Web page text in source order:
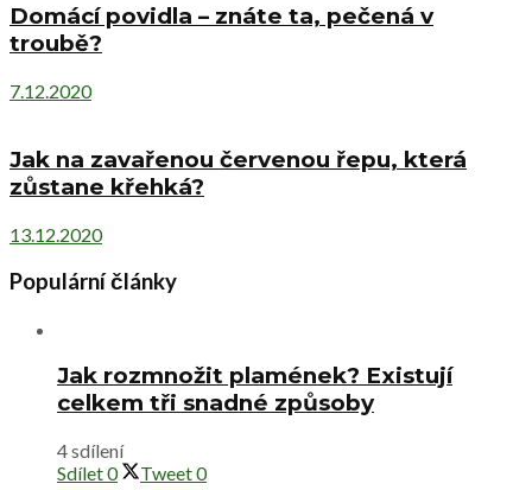
Domácí povidla – znáte ta, pečená v
troubě?
7.12.2020
Jak na zavařenou červenou řepu, která
zůstane křehká?
13.12.2020
Populární články
Jak rozmnožit plamének? Existují
celkem tři snadné způsoby
4 sdílení
Sdílet0 Tweet0